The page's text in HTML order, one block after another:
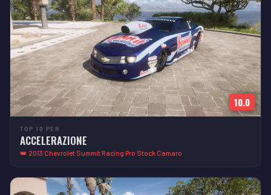
10.0
TOP 10 PER
ACCELERAZIONE
👑 2013 Chevrolet Summit Racing Pro Stock Camaro